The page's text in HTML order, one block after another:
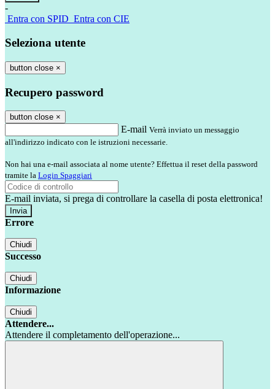
-
Entra con SPID Entra con CIE
Seleziona utente
button close ×
Recupero password
button close ×
E-mail Verrà inviato un messaggio
all'indirizzo indicato con le istruzioni necessarie.
Non hai una e-mail associata al nome utente? Effettua il reset della password
tramite la Login Spaggiari
E-mail inviata, si prega di controllare la casella di posta elettronica!
Errore
Chiudi
Successo
Chiudi
Informazione
Chiudi
Attendere...
Attendere il completamento dell'operazione...